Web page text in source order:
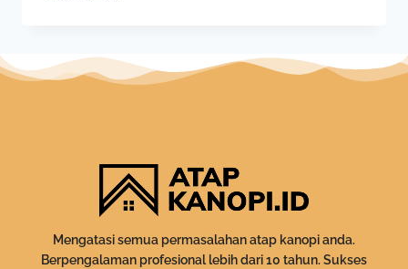
Mengatasi semua permasalahan atap kanopi anda.
Berpengalaman profesional lebih dari 10 tahun. Sukses